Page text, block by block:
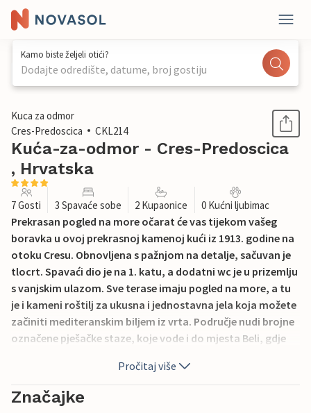
Kamo biste željeli otići?
Dodajte odredište, datume, broj gostiju
1 / 51
Kuca za odmor
Cres-Predoscica
CKL214
Kuća-za-odmor - Cres-Predoscica
, Hrvatska
7 Gosti 3 Spavaće sobe 2 Kupaonice 0 Kućni ljubimac
Prekrasan pogled na more očarat će vas tijekom vašeg
boravka u ovoj prekrasnoj kamenoj kući iz 1913. godine na
otoku Cresu. Obnovljena s pažnjom na detalje, sačuvan je
tlocrt. Spavaći dio je na 1. katu, a dodatni wc je u prizemlju
s vanjskim ulazom. Sve terase imaju pogled na more, a tu
je i kameni roštilj za ukusna i jednostavna jela koja možete
začiniti mediteranskim biljem iz vrta. Područje nudi brojne
označene pješačke staze, koje vode i do mjesta Beli, gdje
bjeloglavih supova, ili se okušati u zip lineu preko
prekrasnog zaljeva. Želite li provesti odmor daleko od
gradske vreve, u mediteranskom mjestu s malo mještana,
Pročitaj više
Značajke